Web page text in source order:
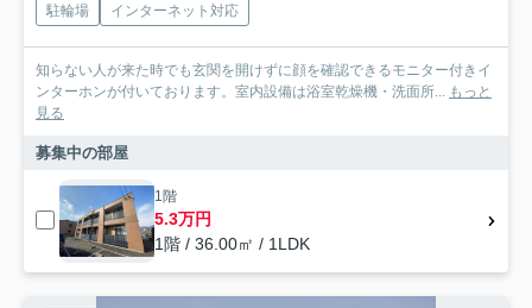
駐輪場 インターネット対応
知らない人が来た時でも玄関を開けずに顔を確認できるモニター付きイ
ンターホンが付いております。室内設備は浴室乾燥機・洗面所...
もっと
見る
募集中の部屋
1階
5.3万円
1階 / 36.00㎡ / 1LDK